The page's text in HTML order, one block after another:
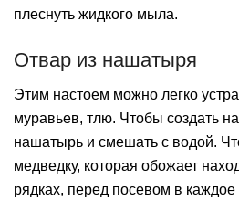
плеснуть жидкого мыла.
Отвар из нашатыря
Этим настоем можно легко
муравьев, тлю. Чтобы создать
нашатырь и смешать с водой.
медведку, которая обожает
рядках, перед посевом в